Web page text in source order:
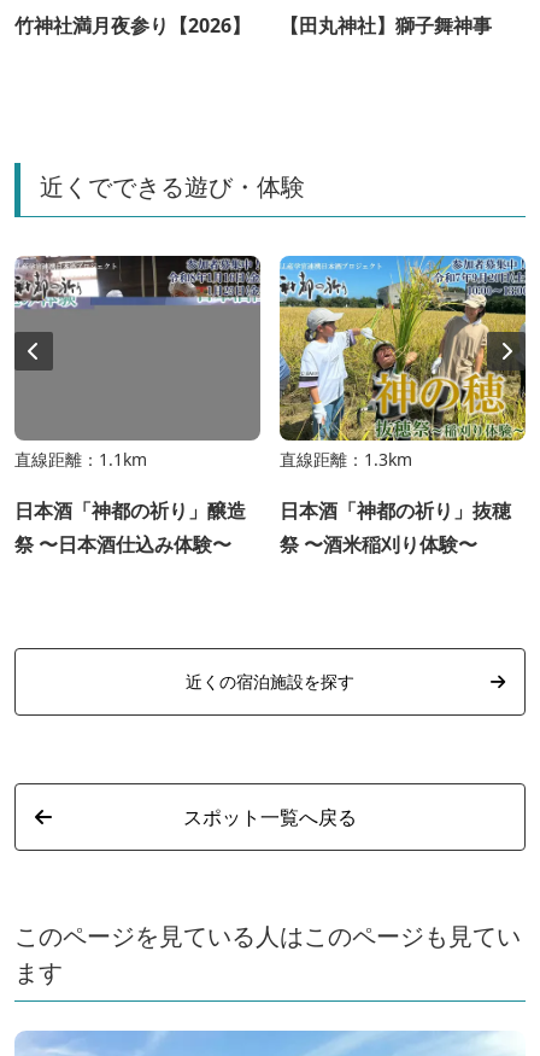
竹神社満月夜参り【2026】 【田丸神社】獅子舞神事
近くでできる遊び・体験
直線距離：1.1km
日本酒「神都の祈り」醸造
祭 〜日本酒仕込み体験〜
直線距離：1.3km
日本酒「神都の祈り」抜穂
祭 〜酒米稲刈り体験〜
近くの宿泊施設を探す
スポット一覧へ戻る
このページを見ている人はこのページも見てい
ます